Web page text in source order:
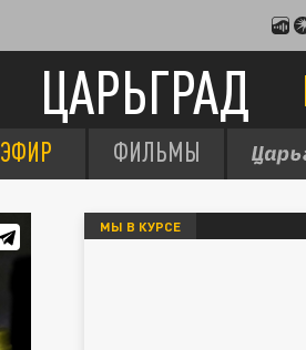
ЦАРЬГРАД
ЭФИР ФИЛЬМЫ
МЫ В КУРСЕ